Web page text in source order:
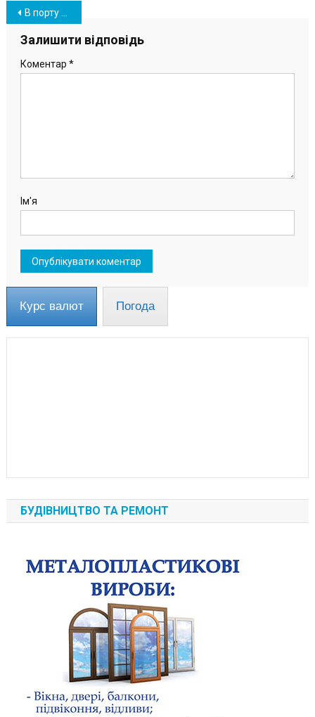
Навігація
записів
В порту «Южный» устанавливают терминалы для температурного скрининга (фото)
Залишити відповідь
Коментар *
Ім'я
Курс валют Погода
БУДІВНИЦТВО ТА РЕМОНТ